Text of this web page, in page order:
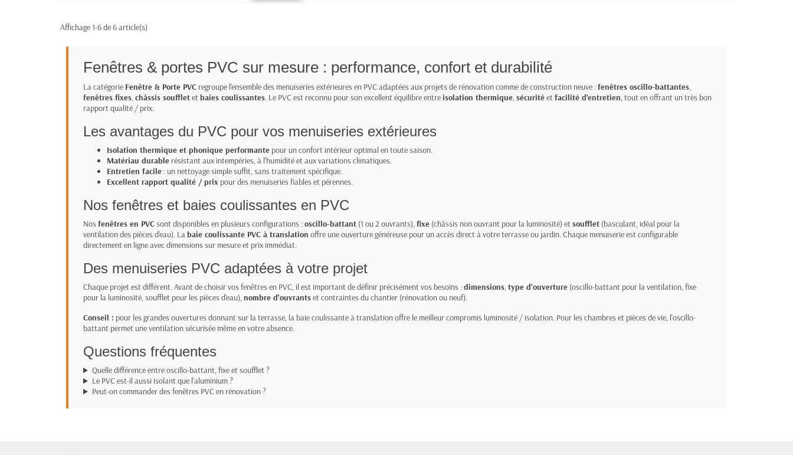
Affichage 1-6 de 6 article(s)
Fenêtres & portes PVC sur mesure : performance, confort et durabilité
La catégorie Fenêtre & Porte PVC regroupe l'ensemble des menuiseries extérieures en PVC adaptées aux projets de rénovation comme de construction neuve :fenêtres oscillo-battantes,
fenêtres fixes, châssis souffletet baies coulissantes. Le PVC est reconnu pour son excellent équilibre entreisolation thermique, sécuritéet facilité d'entretien, tout en offrant un très bon
rapport qualité / prix.
Les avantages du PVC pour vos menuiseries extérieures
Isolation thermique et phonique performante pour un confort intérieur optimal en toute saison.
Matériau durable résistant aux intempéries, à l'humidité et aux variations climatiques.
Entretien facile : un nettoyage simple suffit, sans traitement spécifique.
Excellent rapport qualité / prix pour des menuiseries fiables et pérennes.
Nos fenêtres et baies coulissantes en PVC
Nosfenêtres en PVCsont disponibles en plusieurs configurations :oscillo-battant (1 ou 2 ouvrants), fixe (châssis non ouvrant pour la luminosité) et soufflet (basculant, idéal pour la
ventilation des pièces d'eau). Labaie coulissante PVC à translation offre une ouverture généreuse pour un accès direct à votre terrasse ou jardin. Chaque menuiserie est configurable
directement en ligne avec dimensions sur mesure et prix immédiat.
Des menuiseries PVC adaptées à votre projet
Chaque projet est différent. Avant de choisir vos fenêtres en PVC, il est important de définir précisément vos besoins :dimensions, type d'ouverture (oscillo-battant pour la ventilation, fixe
pour la luminosité, soufflet pour les pièces d'eau), nombre d'ouvrantset contraintes du chantier (rénovation ou neuf).
Conseil : pour les grandes ouvertures donnant sur la terrasse, la baie coulissante à translation offre le meilleur compromis luminosité / isolation. Pour les chambres et pièces de vie, l'oscillo-
battant permet une ventilation sécurisée même en votre absence.
Questions fréquentes
Quelle différence entre oscillo-battant, fixe et soufflet ?
Le PVC est-il aussi isolant que l'aluminium ?
Peut-on commander des fenêtres PVC en rénovation ?